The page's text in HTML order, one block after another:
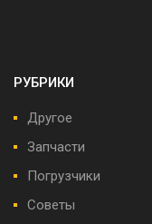
РУБРИКИ
Другое
Запчасти
Погрузчики
Советы